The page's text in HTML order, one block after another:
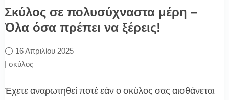
Σκύλος σε πολυσύχναστα μέρη –
Όλα όσα πρέπει να ξέρεις!
16 Απριλίου 2025
| σκύλος
Έχετε αναρωτηθεί ποτέ εάν ο σκύλος σας αισθάνεται